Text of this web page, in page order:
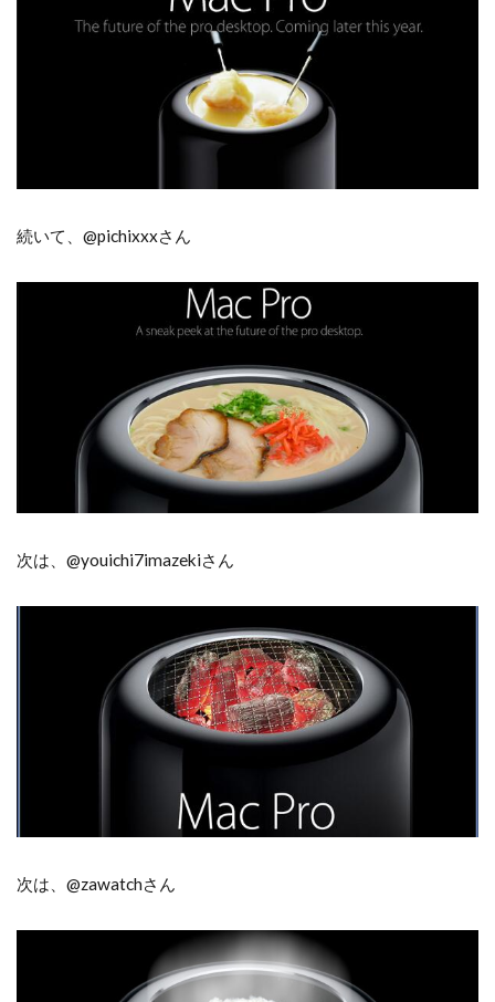
続いて、@pichixxxさん
次は、@youichi7imazekiさん
次は、@zawatchさん